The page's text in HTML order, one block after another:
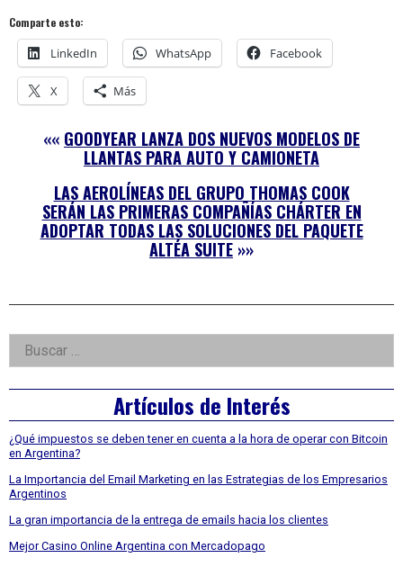
Comparte esto:
LinkedIn WhatsApp Facebook
X Más
«« GOODYEAR LANZA DOS NUEVOS MODELOS DE
LLANTAS PARA AUTO Y CAMIONETA
LAS AEROLÍNEAS DEL GRUPO THOMAS COOK
SERÁN LAS PRIMERAS COMPAÑÍAS CHÁRTER EN
ADOPTAR TODAS LAS SOLUCIONES DEL PAQUETE
ALTÉA SUITE »»
Right
Asides
Buscar:
Artículos de Interés
¿Qué impuestos se deben tener en cuenta a la hora de operar con Bitcoin
en Argentina?
La Importancia del Email Marketing en las Estrategias de los Empresarios
Argentinos
La gran importancia de la entrega de emails hacia los clientes
Mejor Casino Online Argentina con Mercadopago